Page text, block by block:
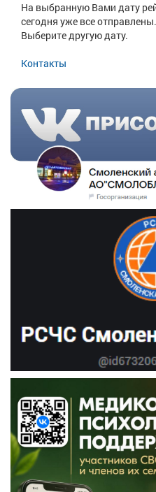
На выбранную Вами дату
сегодня уже все отправлены.
Выберите другую дату.
Контакты